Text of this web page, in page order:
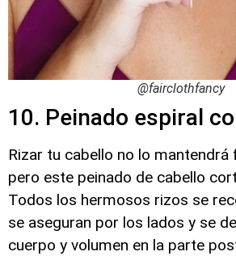
@fairclothfancy
10. Peinado espiral
Rizar tu cabello no lo mantendrá
pero este peinado de cabello
Todos los hermosos rizos se
se aseguran por los lados y se
cuerpo y volumen en la parte